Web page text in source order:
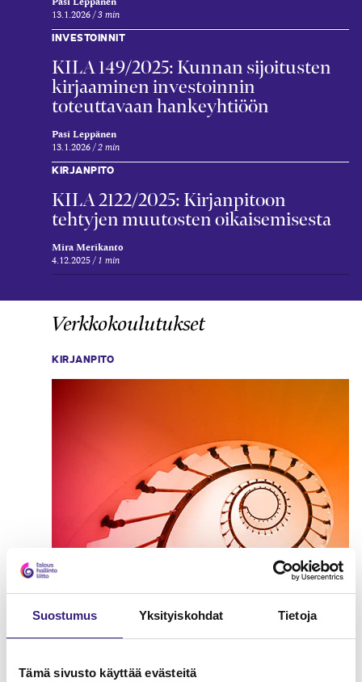
Suostumus Yksityiskohdat Tietoja
Tämä sivusto käyttää evästeitä
13.1.2026 3 min
INVESTOINNIT
KILA 149/2025: Kunnan sijoitusten
kirjaaminen investoinnin
toteuttavaan hankeyhtiöön
Pasi Leppänen
13.1.2026 2 min
KIRJANPITO
KILA 2122/2025: Kirjanpitoon
tehtyjen muutosten oikaisemisesta
Mira Merikanto
4.12.2025 1 min
Verkkokoulutukset
KIRJANPITO